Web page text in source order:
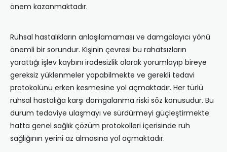
önem kazanmaktadır.
Ruhsal hastalıkların anlaşılamaması ve damgalayıcı yönü
önemli bir sorundur. Kişinin çevresi bu rahatsızların
yarattığı işlev kaybını iradesizlik olarak yorumlayıp bireye
gereksiz yüklenmeler yapabilmekte ve gerekli tedavi
protokolünü erken kesmesine yol açmaktadır. Her türlü
ruhsal hastalığa karşı damgalanma riski söz konusudur. Bu
durum tedaviye ulaşmayı ve sürdürmeyi güçleştirmekte
hatta genel sağlık çözüm protokolleri içerisinde ruh
sağlığının yerini az almasına yol açmaktadır.